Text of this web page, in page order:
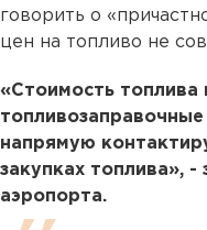
говорить о
цен на топливо не
«Стоимость
напрямую
закупках топлива»,
аэропорта.